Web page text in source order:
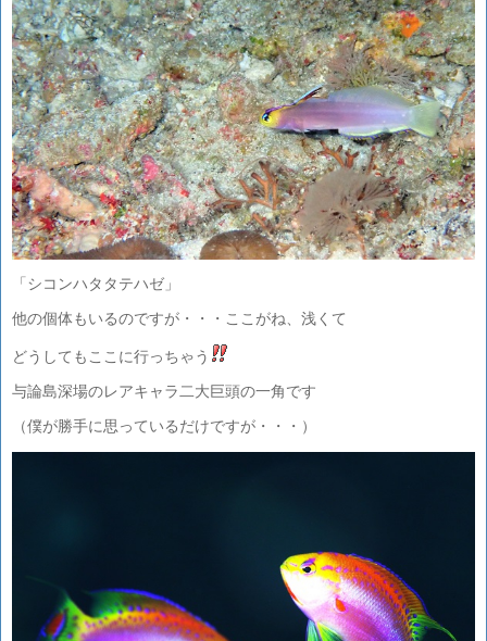
「シコンハタタテハゼ」
他の個体もいるのですが・・・ここがね、浅くて
どうしてもここに行っちゃう
与論島深場のレアキャラ二大巨頭の一角です
（僕が勝手に思っているだけですが・・・）